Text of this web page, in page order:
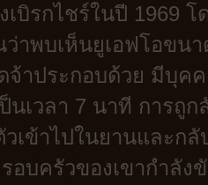
เบิรกไชร์ในปี 1969
ว่าพบเห็นยูเอฟโอข
จ้าประกอบด้วย มีบุค
นเวลา 7 นาที การถู
เข้าไปในยานและก
อบครัวของเขากำลัง